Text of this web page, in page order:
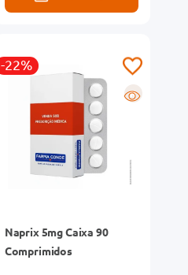
-22%
R
Naprix 5mg Caixa 90
Comprimidos